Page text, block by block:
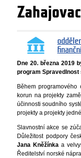
Dne 20. března 2019
program
Během
korun na projekty
účinnosti soudního
projekty a projekty
Slavnostní akce se
Důležitost podpory
Jana Kněžínka a
Ředitelství norské